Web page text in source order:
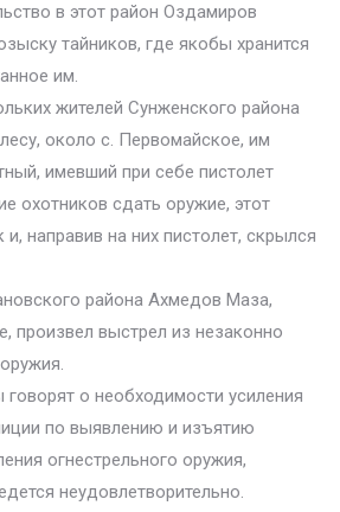
в этот район Оздамиров
тайников, где якобы хранится
им.
жителей Сунженского района
около с. Первомайское, им
имевший при себе пистолет
охотников сдать оружие, этот
и, направив на них пистолет, скрылся
района Ахмедов Маза,
произвел выстрел из незаконно
о необходимости усиления
по выявлению и изъятию
огнестрельного оружия,
неудовлетворительно.